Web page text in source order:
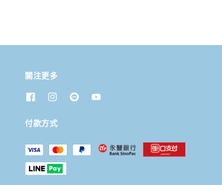
關注更多
付款方式